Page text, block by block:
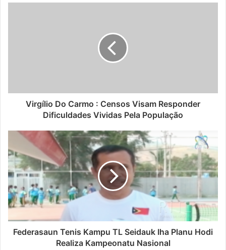
Virgílio Do Carmo : Censos Visam Responder
Dificuldades Vividas Pela População
Federasaun Tenis Kampu TL Seidauk Iha Planu Hodi
Realiza Kampeonatu Nasional